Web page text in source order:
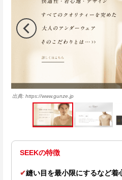
https://www.gunze.jp
SEEKの特徴
✔縫い目を最小限にするなど着